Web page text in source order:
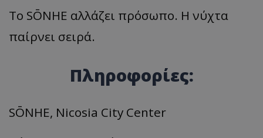
Το SŌNHE αλλάζει πρόσωπο. Η νύχτα
παίρνει σειρά.
Πληροφορίες:
SŌNHE, Nicosia City Center